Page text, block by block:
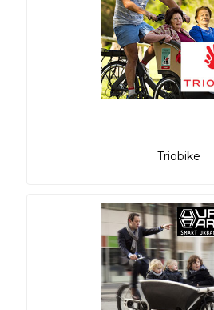
Triobike